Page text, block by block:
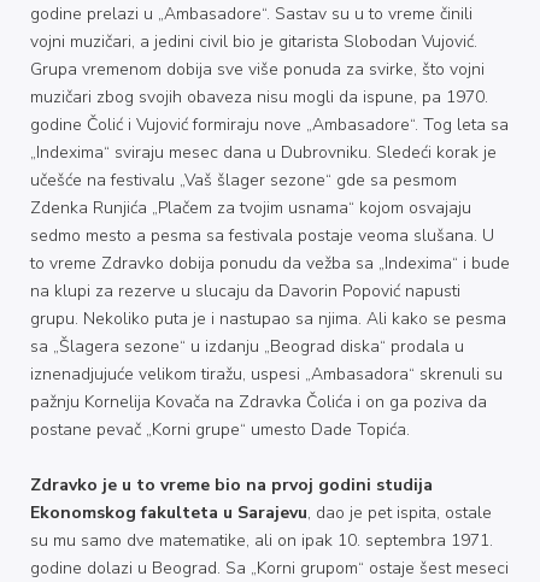
godine prelazi u „Ambasadore“. Sastav su u to vreme činili
vojni muzičari, a jedini civil bio je gitarista Slobodan Vujović.
Grupa vremenom dobija sve više ponuda za svirke, što vojni
muzičari zbog svojih obaveza nisu mogli da ispune, pa 1970.
godine Čolić i Vujović formiraju nove „Ambasadore“. Tog leta sa
„Indexima“ sviraju mesec dana u Dubrovniku. Sledeći korak je
učešće na festivalu „Vaš šlager sezone“ gde sa pesmom
Zdenka Runjića „Plačem za tvojim usnama“ kojom osvajaju
sedmo mesto a pesma sa festivala postaje veoma slušana. U
to vreme Zdravko dobija ponudu da vežba sa „Indexima“ i bude
na klupi za rezerve u slucaju da Davorin Popović napusti
grupu. Nekoliko puta je i nastupao sa njima. Ali kako se pesma
sa „Šlagera sezone“ u izdanju „Beograd diska“ prodala u
iznenadjujuće velikom tiražu, uspesi „Ambasadora“ skrenuli su
pažnju Kornelija Kovača na Zdravka Čolića i on ga poziva da
postane pevač „Korni grupe“ umesto Dade Topića.
Zdravko je u to vreme bio na prvoj godini studija
Ekonomskog fakulteta u Sarajevu, dao je pet ispita, ostale
su mu samo dve matematike, ali on ipak 10. septembra 1971.
godine dolazi u Beograd. Sa „Korni grupom“ ostaje šest meseci